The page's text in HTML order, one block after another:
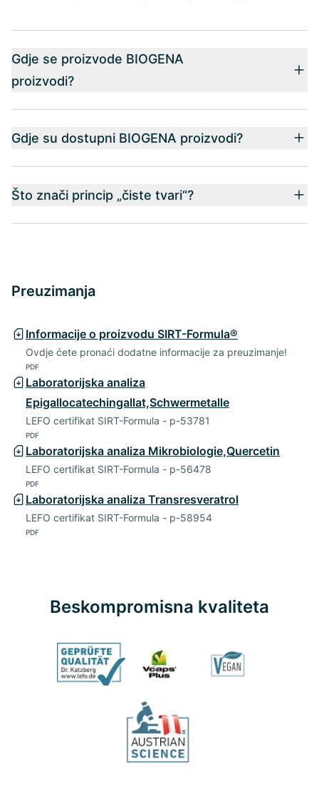
Gdje se proizvode BIOGENA
proizvodi?
Gdje su dostupni BIOGENA proizvodi?
Što znači princip „čiste tvari“?
Preuzimanja
Informacije o proizvodu SIRT-Formula®
Ovdje ćete pronaći dodatne informacije za preuzimanje!
PDF
Laboratorijska analiza
Epigallocatechingallat,Schwermetalle
LEFO certifikat SIRT-Formula - p-53781
PDF
Laboratorijska analiza Mikrobiologie,Quercetin
LEFO certifikat SIRT-Formula - p-56478
PDF
Laboratorijska analiza Transresveratrol
LEFO certifikat SIRT-Formula - p-58954
PDF
Beskompromisna kvaliteta